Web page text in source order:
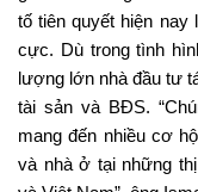
tố tiên quyết hiện nay
cực. Dù trong tình
lượng lớn nhà đầu tư
tài sản và BĐS.
mang đến nhiều cơ
và nhà ở tại những